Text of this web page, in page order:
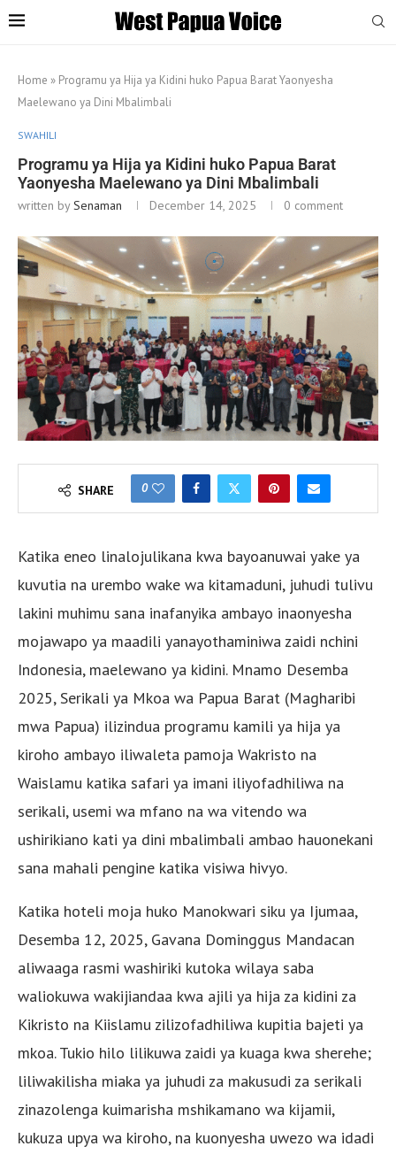
Home » Programu ya Hija ya Kidini huko Papua Barat Yaonyesha
Maelewano ya Dini Mbalimbali
SWAHILI
Programu ya Hija ya Kidini huko Papua Barat
Yaonyesha Maelewano ya Dini Mbalimbali
written bySenaman December 14, 2025 0 comment
SHARE 0
Katika eneo linalojulikana kwa bayoanuwai yake ya
kuvutia na urembo wake wa kitamaduni, juhudi tulivu
lakini muhimu sana inafanyika ambayo inaonyesha
mojawapo ya maadili yanayothaminiwa zaidi nchini
Indonesia, maelewano ya kidini. Mnamo Desemba
2025, Serikali ya Mkoa wa Papua Barat (Magharibi
mwa Papua) ilizindua programu kamili ya hija ya
kiroho ambayo iliwaleta pamoja Wakristo na
Waislamu katika safari ya imani iliyofadhiliwa na
serikali, usemi wa mfano na wa vitendo wa
ushirikiano kati ya dini mbalimbali ambao hauonekani
sana mahali pengine katika visiwa hivyo.
Katika hoteli moja huko Manokwari siku ya Ijumaa,
Desemba 12, 2025, Gavana Dominggus Mandacan
aliwaaga rasmi washiriki kutoka wilaya saba
waliokuwa wakijiandaa kwa ajili ya hija za kidini za
Kikristo na Kiislamu zilizofadhiliwa kupitia bajeti ya
mkoa. Tukio hilo lilikuwa zaidi ya kuaga kwa sherehe;
liliwakilisha miaka ya juhudi za makusudi za serikali
zinazolenga kuimarisha mshikamano wa kijamii,
kukuza upya wa kiroho, na kuonyesha uwezo wa idadi